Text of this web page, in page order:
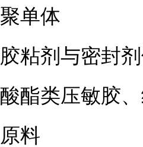
聚单体
胶粘剂与密封
酸酯类压敏胶
原料